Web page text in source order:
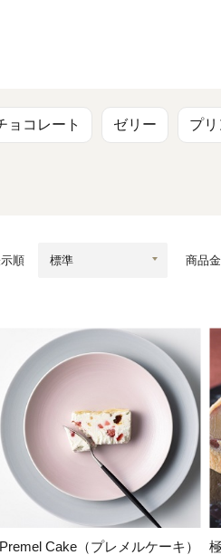
麺類/つゆ
書籍
ョコレート ゼリー プリ
順 商品
Premel Cake（プレメルケーキ）